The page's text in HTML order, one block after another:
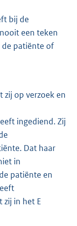
bij de
een teken
de patiënte of
zij op verzoek en
ingediend. Zij
Dat haar
in
patiënte en
zij in het E